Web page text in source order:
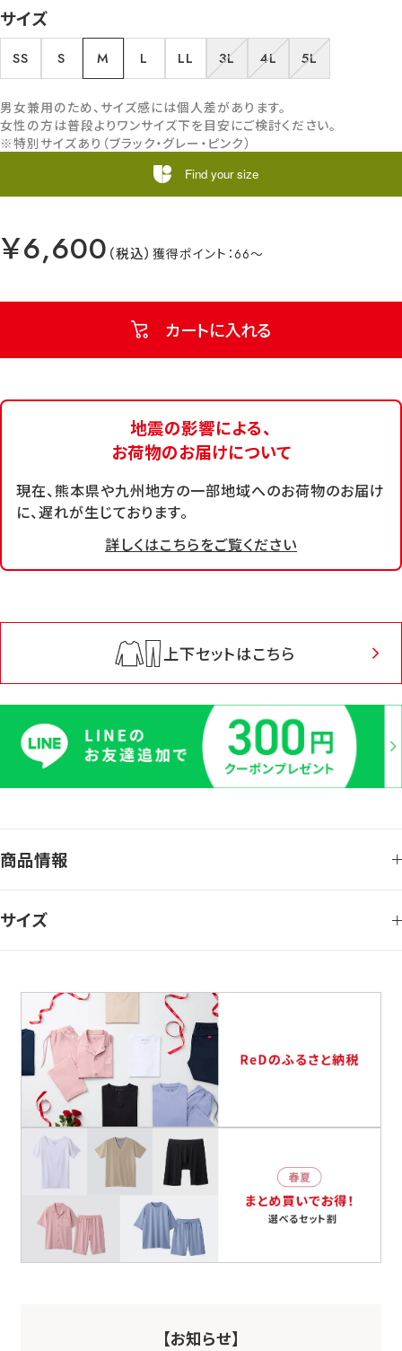
サイズ
SS S M L LL 3L 4L 5L
￥6,600 66
カートに入れる
男女兼用のため、サイズ感には個人差があります。
女性の方は普段よりワンサイズ下を目安にご検討ください。
※特別サイズあり（ブラック・グレー・ピンク）
Find your size
地震の影響による、
お荷物のお届けについて
現在、熊本県や九州地方の一部地域へのお荷物のお届け
に、遅れが生じております。
詳しくはこちらをご覧ください
上下セットはこちら
商品情報
サイズ
【お知らせ】